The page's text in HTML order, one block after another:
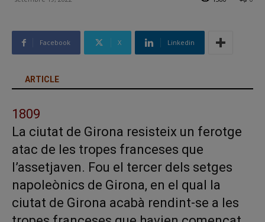
Facebook X Linkedin
ARTICLE
1809
La ciutat de Girona resisteix un ferotge
atac de les tropes franceses que
l’assetjaven. Fou el tercer dels setges
napoleònics de Girona, en el qual la
ciutat de Girona acabà rendint-se a les